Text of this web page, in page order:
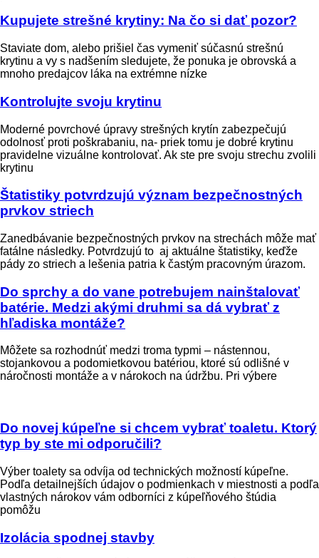
Kupujete strešné krytiny: Na čo si dať pozor?
Staviate dom, alebo prišiel čas vymeniť súčasnú strešnú
krytinu a vy s nadšením sledujete, že ponuka je obrovská a
mnoho predajcov láka na extrémne nízke
Kontrolujte svoju krytinu
Moderné povrchové úpravy strešných krytín zabezpečujú
odolnosť proti poškrabaniu, na- priek tomu je dobré krytinu
pravidelne vizuálne kontrolovať. Ak ste pre svoju strechu zvolili
krytinu
Štatistiky potvrdzujú význam bezpečnostných
prvkov striech
Zanedbávanie bezpečnostných prvkov na strechách môže mať
fatálne následky. Potvrdzujú to aj aktuálne štatistiky, keďže
pády zo striech a lešenia patria k častým pracovným úrazom.
Do sprchy a do vane potrebujem nainštalovať
batérie. Medzi akými druhmi sa dá vybrať z
hľadiska montáže?
Môžete sa rozhodnúť medzi troma typmi – nástennou,
stojankovou a podomietkovou batériou, ktoré sú odlišné v
náročnosti montáže a v nárokoch na údržbu. Pri výbere
Do novej kúpeľne si chcem vybrať toaletu. Ktorý
typ by ste mi odporučili?
Výber toalety sa odvíja od technických možností kúpeľne.
Podľa detailnejších údajov o podmienkach v miestnosti a podľa
vlastných nárokov vám odborníci z kúpeľňového štúdia
pomôžu
Izolácia spodnej stavby